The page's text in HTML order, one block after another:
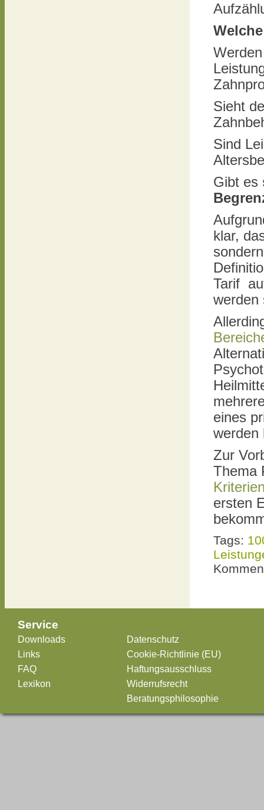
Werden
Sieht
Sind
Gibt es
klar,
Tarif
werden
eines
werden
Zur
Thema
ersten
Tags:
Service
Downloads
Links
FAQ
Lexikon
Datenschutz
Cookie-Richtlinie (EU)
Haftungsausschluss
Widerrufsrecht
Beratungsphilosophie